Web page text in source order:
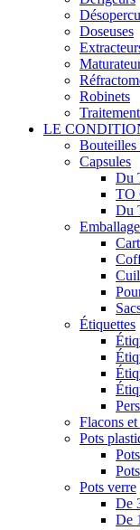
Doseuses
Robinets
LE
Bouteilles
Capsules
Du
TO
Du
Emballage
Étiquettes
Flacons
Pots
Pots verre
De
De